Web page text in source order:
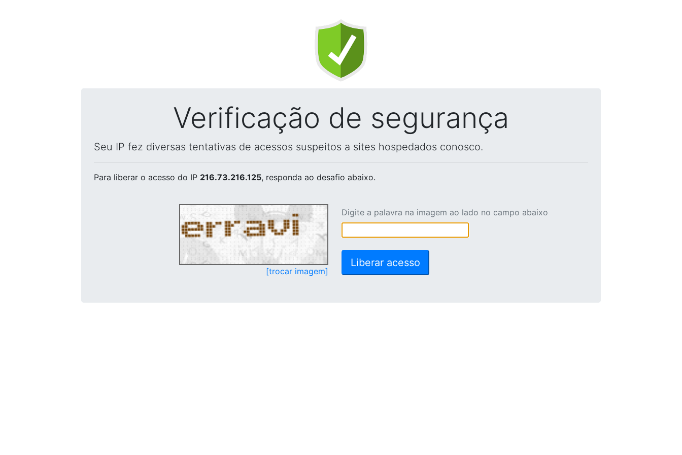
Verificação de segurança
Seu IP fez diversas tentativas de acessos suspeitos a sites hospedados conosco.
Para liberar o acesso do IP 216.73.216.125, responda ao desafio abaixo.
[trocar imagem]
Digite a palavra na imagem ao lado no campo abaixo